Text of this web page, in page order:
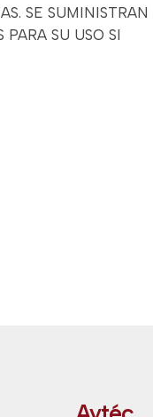
SE SUMINISTRAN
SU USO SI